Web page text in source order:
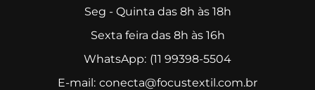
Seg - Quinta das 8h às 18h
Sexta feira das 8h às 16h
WhatsApp: (11 99398-5504
E-mail: conecta@focustextil.com.br